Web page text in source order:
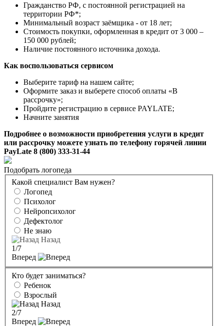
Гражданство РФ, с постоянной регистрацией на
территории РФ*;
Минимальный возраст заёмщика - от 18 лет;
Стоимость покупки, оформленная в кредит от 3 000 –
150 000 рублей;
Наличие постоянного источника дохода.
Как воспользоваться сервисом
Выберите тариф на нашем сайте;
Оформите заказ и выберете способ оплаты «В
рассрочку»;
Пройдите регистрацию в сервисе PAYLATE;
Начните занятия
Подробнее о возможности приобретения услуги в кредит
или рассрочку можете узнать по телефону горячей линии
PayLate 8 (800) 333-31-44
Подобрать логопеда
Какой специалист Вам нужен?
Логопед
Психолог
Нейропсихолог
Дефектолог
Не знаю
Назад
1/7
Вперед
Кто будет заниматься?
Ребенок
Взрослый
Назад
2/7
Вперед